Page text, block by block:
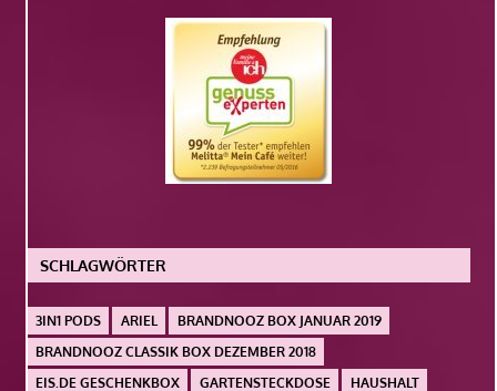
SCHLAGWÖRTER
3IN1 PODS ARIEL
BRANDNOOZ BOX JANUAR 2019
BRANDNOOZ CLASSIK BOX DEZEMBER 2018
EIS.DE GESCHENKBOX
GARTENSTECKDOSE HAUSHALT